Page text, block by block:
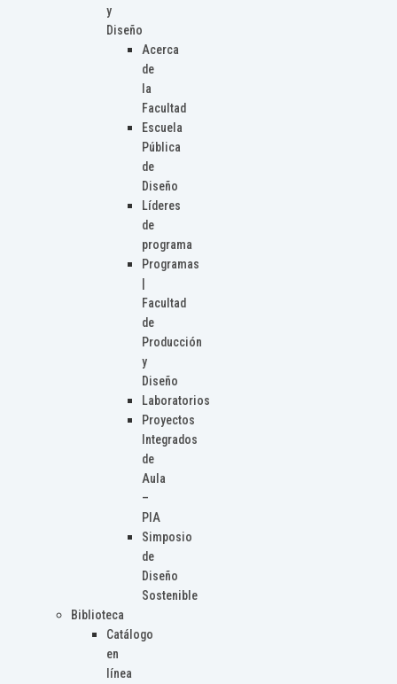
y
Diseño
Acerca
de
la
Facultad
Escuela
Pública
de
Diseño
Líderes
de
programa
Programas
Facultad
de
Producción
y
Diseño
Laboratorios
Proyectos
Integrados
de
Aula
–
PIA
Simposio
de
Diseño
Sostenible
Biblioteca
Catálogo
en
línea